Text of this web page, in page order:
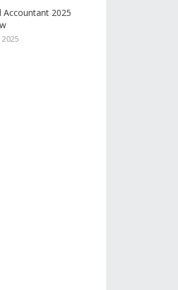
Accountant 2025